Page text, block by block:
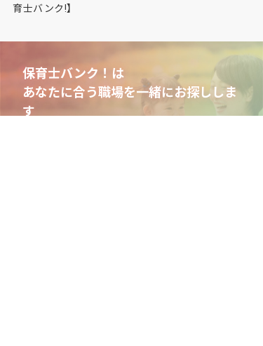
育士バンク!】
保育士バンク！は
あなたに合う職場を一緒にお探ししま
す